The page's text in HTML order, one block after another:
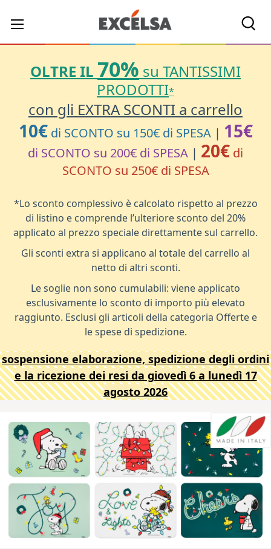
OLTRE IL 70% su TANTISSIMI
PRODOTTI*
con gli EXTRA SCONTI a carrello
10€ di SCONTO su 150€ di SPESA| 15€
di SCONTO su 200€ di SPESA | 20€ di
SCONTO su 250€ di SPESA
*Lo sconto complessivo è calcolato rispetto al prezzo
di listino e comprende l’ulteriore sconto del 20%
applicato al prezzo speciale direttamente sul carrello.
Gli sconti extra si applicano al totale del carrello al
netto di altri sconti.
Le soglie non sono cumulabili: viene applicato
esclusivamente lo sconto di importo più elevato
raggiunto. Esclusi gli articoli della categoria Offerte e
le spese di spedizione.
sospensione elaborazione, spedizione degli ordini
e la ricezione dei resi da giovedì 6 a lunedì 17
agosto 2026